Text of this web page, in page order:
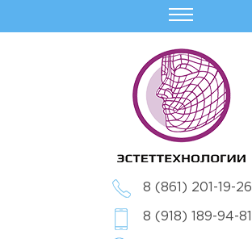
8 (861) 201-19-26
8 (918) 189-94-81